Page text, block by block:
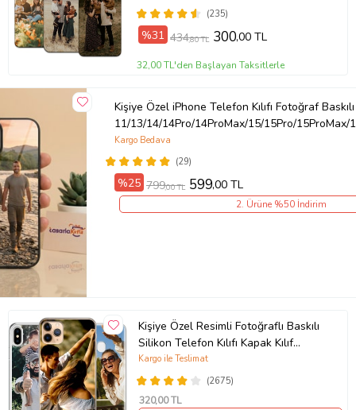
Ürün Kodu:kcm76757976 (235)
%31 434,80 TL 300,00 TL
32,00 TL'den Başlayan Taksitlerle
Kişiye Özel iPhone Telefon Kılıfı Fotoğraf Baskılı
11/13/14/14Pro/14ProMax/15/15Pro/
(29)
Kargo Bedava
%25 799,00 TL 599,00 TL
2. Ürüne %50 İndirim
Kişiye Özel Resimli Fotoğraflı Baskılı
Silikon Telefon Kılıfı Kapak Kılıf
(Telefon Modelleri Açıklamada)
(2675)
Kargo ile Teslimat
320,00 TL